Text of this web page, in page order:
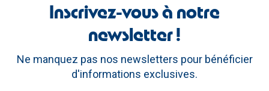
Inscrivez-vous à notre
newsletter !
Ne manquez pas nos newsletters pour bénéficier
d'informations exclusives.